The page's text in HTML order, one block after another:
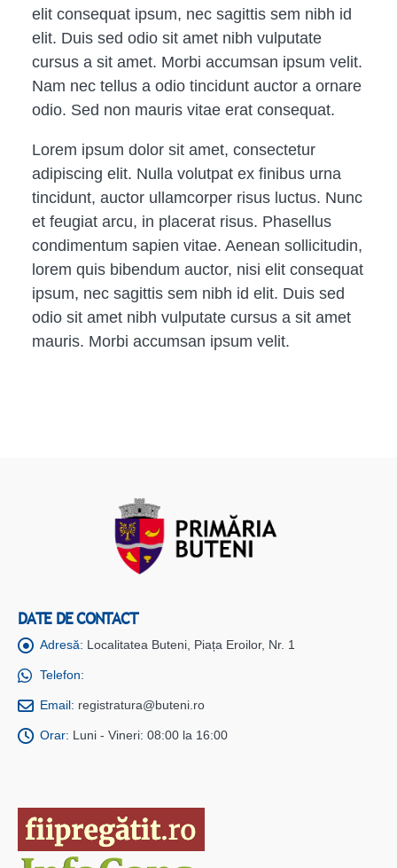
elit consequat ipsum, nec sagittis sem nibh id
elit. Duis sed odio sit amet nibh vulputate
cursus a sit amet. Morbi accumsan ipsum velit.
Nam nec tellus a odio tincidunt auctor a ornare
odio. Sed non mauris vitae erat consequat.
Lorem ipsum dolor sit amet, consectetur
adipiscing elit. Nulla volutpat ex finibus urna
tincidunt, auctor ullamcorper risus luctus. Nunc
et feugiat arcu, in placerat risus. Phasellus
condimentum sapien vitae. Aenean sollicitudin,
lorem quis bibendum auctor, nisi elit consequat
ipsum, nec sagittis sem nibh id elit. Duis sed
odio sit amet nibh vulputate cursus a sit amet
mauris. Morbi accumsan ipsum velit.
DATE DE CONTACT
Adresă: Localitatea Buteni, Piața Eroilor, Nr. 1
Telefon:
Email: registratura@buteni.ro
Orar: Luni - Vineri: 08:00 la 16:00